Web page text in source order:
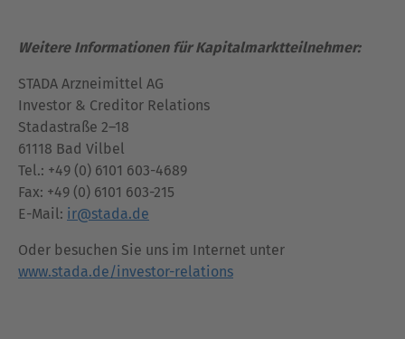
Weitere Informationen für Kapitalmarktteilnehmer:
STADA Arzneimittel AG
Investor & Creditor Relations
Stadastraße 2–18
61118 Bad Vilbel
Tel.: +49 (0) 6101 603-4689
Fax: +49 (0) 6101 603-215
E-Mail: ir@stada.de
Oder besuchen Sie uns im Internet unter
www.stada.de/investor-relations